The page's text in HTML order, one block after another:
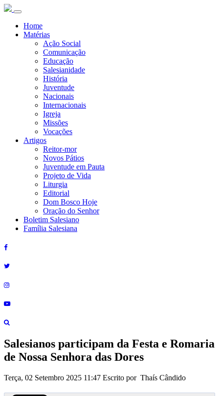
Home
Matérias
Ação Social
Comunicação
Educação
Salesianidade
História
Juventude
Nacionais
Internacionais
Igreja
Missões
Vocações
Artigos
Reitor-mor
Novos Pátios
Juventude em Pauta
Projeto de Vida
Liturgia
Editorial
Dom Bosco Hoje
Oração do Senhor
Boletim Salesiano
Família Salesiana
Salesianos participam da Festa e Romaria
de Nossa Senhora das Dores
Terça, 02 Setembro 2025 11:47 Escrito por Thaís Cândido